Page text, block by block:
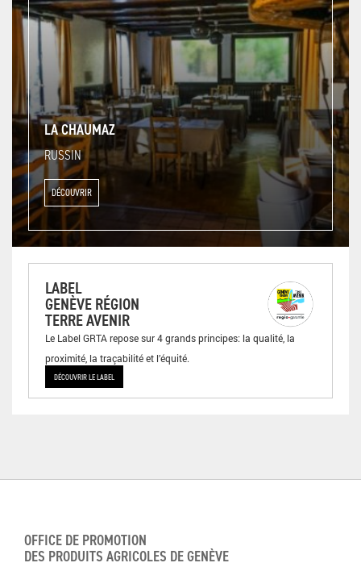
LA CHAUMAZ
RUSSIN
DÉCOUVRIR
LABEL
GENÈVE RÉGION
TERRE AVENIR
Le Label GRTA repose sur 4 grands principes: la qualité, la
proximité, la traçabilité et l’équité.
DÉCOUVRIR LE LABEL
OFFICE DE PROMOTION
DES PRODUITS AGRICOLES DE GENÈVE